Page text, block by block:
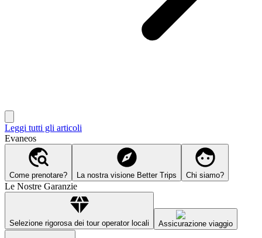
Leggi tutti gli articoli
Evaneos
Come prenotare? La nostra visione Better Trips Chi siamo?
Le Nostre Garanzie
Selezione rigorosa dei tour operator locali Assicurazione viaggio